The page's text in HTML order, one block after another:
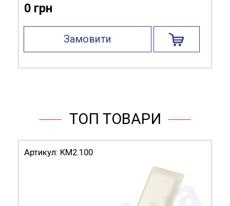
Механізм регулювання по висоті:
Матеріал виготовлення: пінополіуретан
0 грн
Замовити
ТОП ТОВАРИ
Артикул: КМ2.100